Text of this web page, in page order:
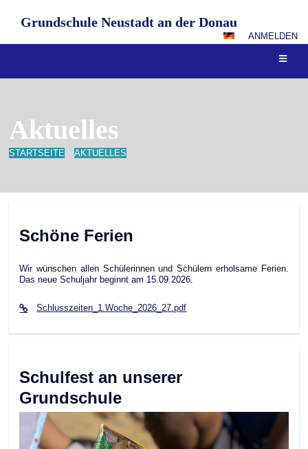
Grundschule Neustadt an der Donau
ANMELDEN
Aktuelles
STARTSEITE AKTUELLES
Schöne Ferien
Wir wünschen allen Schülerinnen und Schülern erholsame Ferien.
Das neue Schuljahr beginnt am 15.09.2026.
Schlusszeiten_1.Woche_2026_27.pdf
Schulfest an unserer
Grundschule